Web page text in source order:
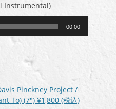
Instrumental)
00:00
Pinckney Project /
To) (7″) ¥1,800 (税込)